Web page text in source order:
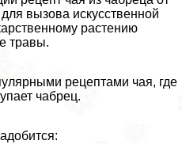
вызова искусственной
растению
травы.
рецептами чая, где
чабрец.